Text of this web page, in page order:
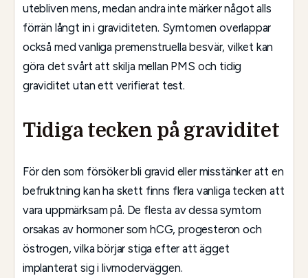
utebliven mens, medan andra inte märker något alls
förrän långt in i graviditeten. Symtomen overlappar
också med vanliga premenstruella besvär, vilket kan
göra det svårt att skilja mellan PMS och tidig
graviditet utan ett verifierat test.
Tidiga tecken på graviditet
För den som försöker bli gravid eller misstänker att en
befruktning kan ha skett finns flera vanliga tecken att
vara uppmärksam på. De flesta av dessa symtom
orsakas av hormoner som hCG, progesteron och
östrogen, vilka börjar stiga efter att ägget
implanterat sig i livmoderväggen.